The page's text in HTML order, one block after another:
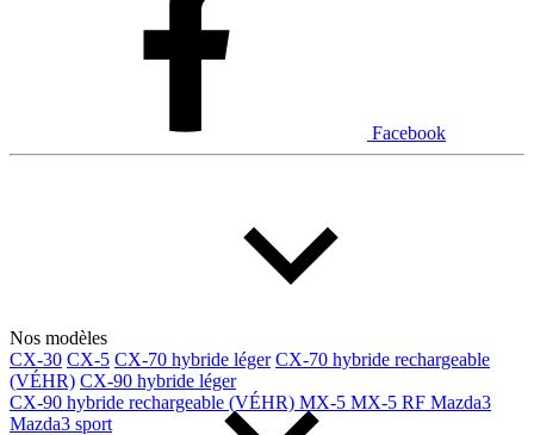
Facebook
Nos modèles
CX-30 CX-5 CX-70 hybride léger CX-70 hybride rechargeable
(VÉHR) CX-90 hybride léger
CX-90 hybride rechargeable (VÉHR) MX-5 MX-5 RF Mazda3
Mazda3 sport